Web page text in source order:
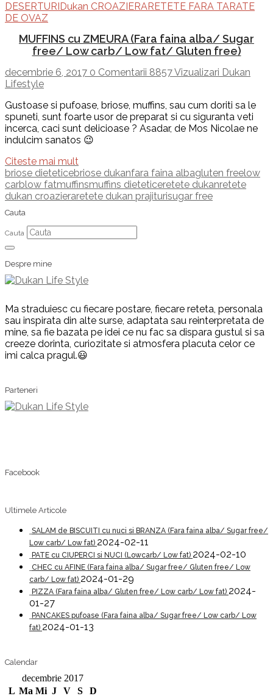
DESERTURI Dukan CROAZIERARETETE FARA TARATE
DE OVAZ
MUFFINS cu ZMEURA (Fara faina alba/ Sugar
free/ Low carb/ Low fat/ Gluten free)
decembrie 6, 2017 0 Comentarii 8857 Vizualizari Dukan
Lifestyle
Gustoase si pufoase, briose, muffins, sau cum doriti sa le
spuneti, sunt foarte usor de preparat si cu siguranta veti
incerca, caci sunt delicioase ? Asadar, de Mos Nicolae ne
indulcim sanatos 😉
Citeste mai mult
briose dieteticebriose dukanfara faina albagluten freelow
carblow fatmuffinsmuffins dieteticeretete dukanretete
dukan croazieraretete dukan prajiturisugar free
Cauta
Cauta
Despre mine
Ma straduiesc cu fiecare postare, fiecare reteta, personala
sau inspirata din alte surse, adaptata sau reinterpretata de
mine, sa fie bazata pe idei ce nu fac sa dispara gustul si sa
creeze dorinta, curiozitate si atmosfera placuta celor ce
imi calca pragul.😃
Parteneri
Facebook
Ultimele Articole
SALAM de BISCUITI cu nuci si BRANZA (Fara faina alba/ Sugar free/
Low carb/ Low fat) 2024-02-11
PATE cu CIUPERCI si NUCI (Lowcarb/ Low fat) 2024-02-10
CHEC cu AFINE (Fara faina alba/ Sugar free/ Gluten free/ Low
carb/ Low fat) 2024-01-29
PIZZA (Fara faina alba/ Gluten free/ Low carb/ Low fat) 2024-
01-27
PANCAKES pufoase (Fara faina alba/ Sugar free/ Low carb/ Low
fat) 2024-01-13
Calendar
decembrie 2017
L Ma Mi J V S D